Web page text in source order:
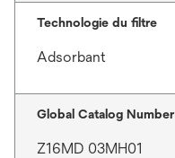
Technologie du filtre
Adsorbant
Global Catalog Number
Z16MD 03MH01